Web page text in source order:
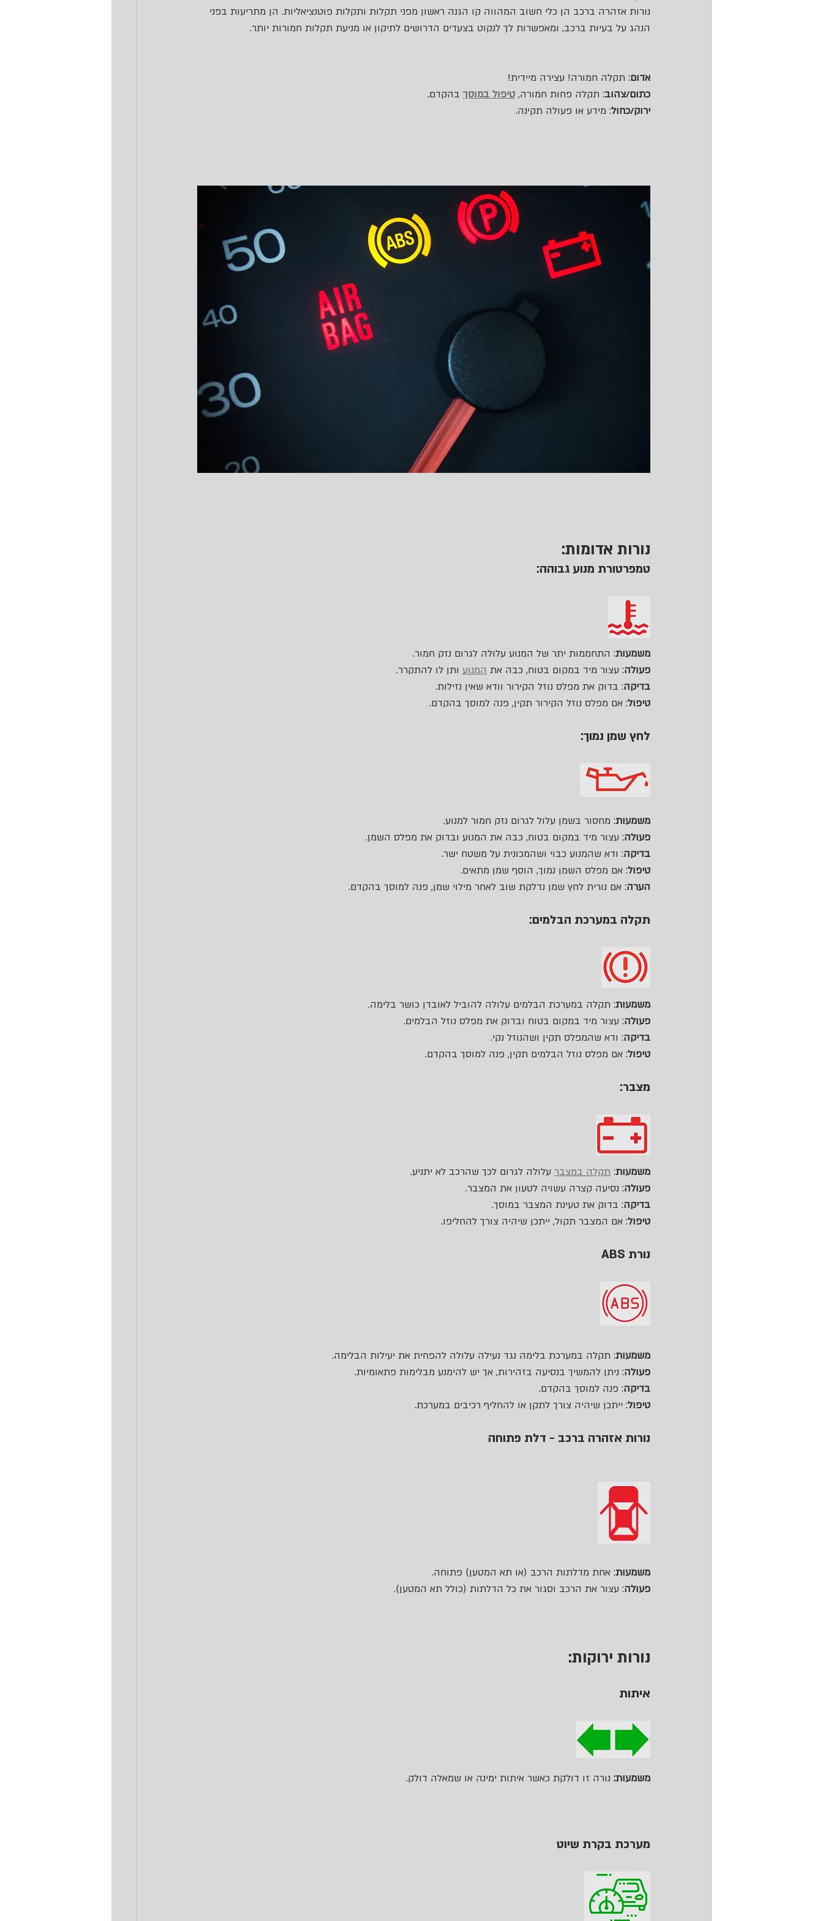
נורות אזהרה ברכב הן כלי חשוב המהווה קו הגנה ראשון מפני תקלות ותקלות פוטנציאליות. הן מתריעות בפני
הנהג על בעיות ברכב, ומאפשרות לך לנקוט בצעדים הדרושים לתיקון או מניעת תקלות חמורות יותר.
אדום: תקלה חמורה! עצירה מיידית!
כתום/צהוב: תקלה פחות חמורה, טיפול במוסך בהקדם.
ירוק/כחול: מידע או פעולה תקינה.
נורות אדומות:
טמפרטורת מנוע גבוהה:
משמעות: התחממות יתר של המנוע עלולה לגרום נזק חמור.
פעולה: עצור מיד במקום בטוח, כבה את המנוע ותן לו להתקרר.
בדיקה: בדוק את מפלס נוזל הקירור וודא שאין נזילות.
טיפול: אם מפלס נוזל הקירור תקין, פנה למוסך בהקדם.
לחץ שמן נמוך:
משמעות: מחסור בשמן עלול לגרום נזק חמור למנוע.
פעולה: עצור מיד במקום בטוח, כבה את המנוע ובדוק את מפלס השמן.
בדיקה: ודא שהמנוע כבוי ושהמכונית על משטח ישר.
טיפול: אם מפלס השמן נמוך, הוסף שמן מתאים.
הערה: אם נורית לחץ שמן נדלקת שוב לאחר מילוי שמן, פנה למוסך בהקדם.
תקלה במערכת הבלמים:
משמעות: תקלה במערכת הבלמים עלולה להוביל לאובדן כושר בלימה.
פעולה: עצור מיד במקום בטוח ובדוק את מפלס נוזל הבלמים.
בדיקה: ודא שהמפלס תקין ושהנוזל נקי.
טיפול: אם מפלס נוזל הבלמים תקין, פנה למוסך בהקדם.
מצבר:
משמעות: תקלה במצבר עלולה לגרום לכך שהרכב לא יתניע.
פעולה: נסיעה קצרה עשויה לטעון את המצבר.
בדיקה: בדוק את טעינת המצבר במוסך.
טיפול: אם המצבר תקול, ייתכן שיהיה צורך להחליפו.
נורת ABS
משמעות: תקלה במערכת בלימה נגד נעילה עלולה להפחית את יעילות הבלימה.
פעולה: ניתן להמשיך בנסיעה בזהירות, אך יש להימנע מבלימות פתאומיות.
בדיקה: פנה למוסך בהקדם.
טיפול: ייתכן שיהיה צורך לתקן או להחליף רכיבים במערכת.
נורות אזהרה ברכב - דלת פתוחה
משמעות: אחת מדלתות הרכב (או תא המטען) פתוחה.
פעולה: עצור את הרכב וסגור את כל הדלתות (כולל תא המטען).
נורות ירוקות:
איתות
משמעות: נורה זו דולקת כאשר איתות ימינה או שמאלה דולק.
מערכת בקרת שיוט